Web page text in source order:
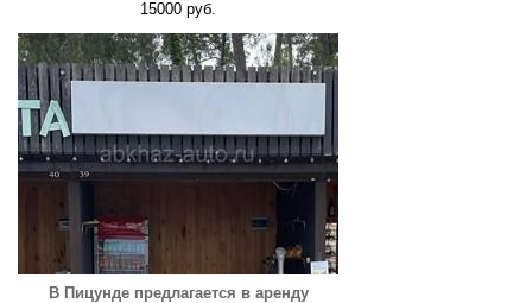
15000 руб.
В Пицунде предлагается в аренду